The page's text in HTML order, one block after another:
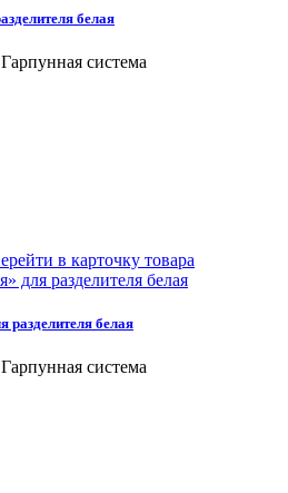
белая
система
в карточку товара
разделителя белая
система